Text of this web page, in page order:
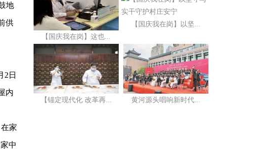
地
供
2日
内
家
中
【国庆我在岗】这也...
【国庆我在岗】以坚...
【锚定现代化 改革再... 黄河源头唱响新时代...